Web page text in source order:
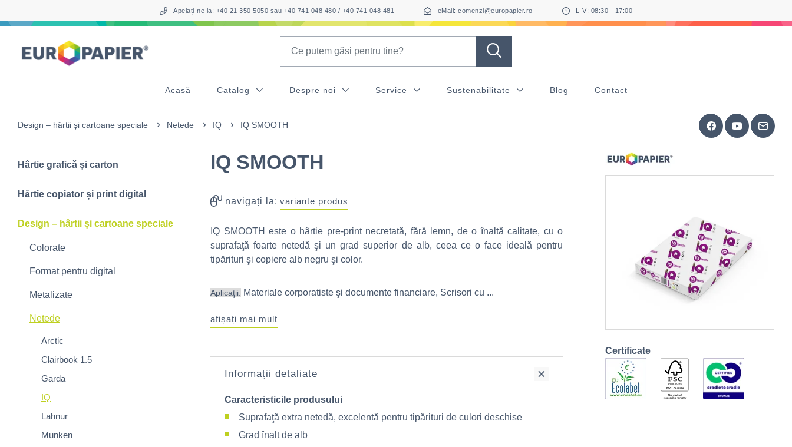
Apelați-ne la: +40 21 350 5050 sau +40 741 048 480 / +40 741 048 481 eMail: comenzi@europapier.ro L-V: 08:30 - 17:00
Acasă Catalog Despre noi Service Sustenabilitate Blog Contact
Design – hârtii și cartoane speciale Netede IQ IQ SMOOTH
Hârtie grafică și carton
Hârtie copiator și print digital
Design – hârtii și cartoane speciale
Colorate
Format pentru digital
Metalizate
Netede
Arctic
Clairbook 1.5
Garda
IQ
Lahnur
Munken
IQ SMOOTH
navigați la: variante produs
IQ SMOOTH este o hârtie pre-print necretată, fără lemn, de o înaltă calitate, cu o
suprafaţă foarte netedă şi un grad superior de alb, ceea ce o face ideală pentru
tipărituri şi copiere alb negru şi color.
Aplicaţii: Materiale corporatiste şi documente financiare, Scrisori cu ...
afișați mai mult
Informații detaliate
Caracteristicile produsului
Suprafaţă extra netedă, excelentă pentru tipărituri de culori deschise
Grad înalt de alb
Certificate